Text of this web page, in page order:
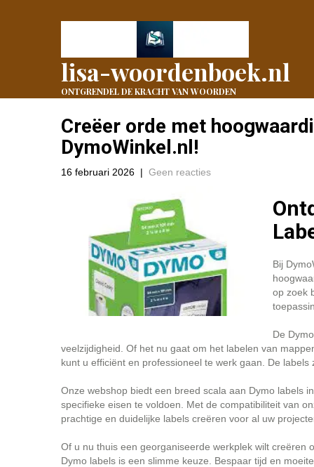
lisa-woordenboek.nl
ONTGRENDEL DE KRACHT VAN WOORDEN
Creëer orde met
DymoWinkel.nl!
16 februari 2026 | Geen reacties
Bij
op zoek
De
veelzijdigheid. Of het nu gaat om het labelen van
kunt u efficiënt en professioneel te werk gaan. De
Onze webshop biedt een breed scala aan Dymo labels
specifieke eisen te voldoen. Met de compatibiliteit van
prachtige en duidelijke labels creëren voor al uw
Of u nu thuis een georganiseerde werkplek wilt creëren
Dymo labels is een slimme keuze. Bespaar tijd en